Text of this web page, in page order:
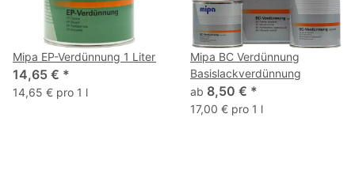
Mipa EP-Verdünnung 1 Liter
14,65 € *
14,65 € pro 1 l
Mipa BC Verdünnung
Basislackverdünnung
ab 8,50 € *
17,00 € pro 1 l